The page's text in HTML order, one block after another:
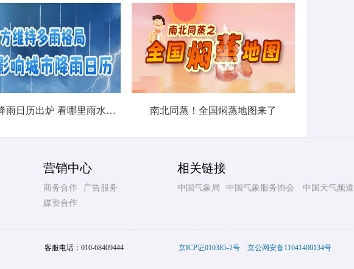
北方城市降雨日历出炉 看哪里雨水超长待机 南北同蒸！全国焖蒸地图来了
营销中心
商务合作
广告服务
媒资合作
相关链接
中国气象局 中国气象服务协会 中国天气频道
客服电话： 010-68409444 京ICP证010385-2号 京公网安备11041400134号